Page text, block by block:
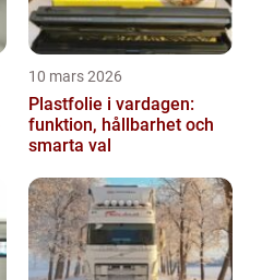
10 mars 2026
Plastfolie i vardagen:
funktion, hållbarhet och
smarta val